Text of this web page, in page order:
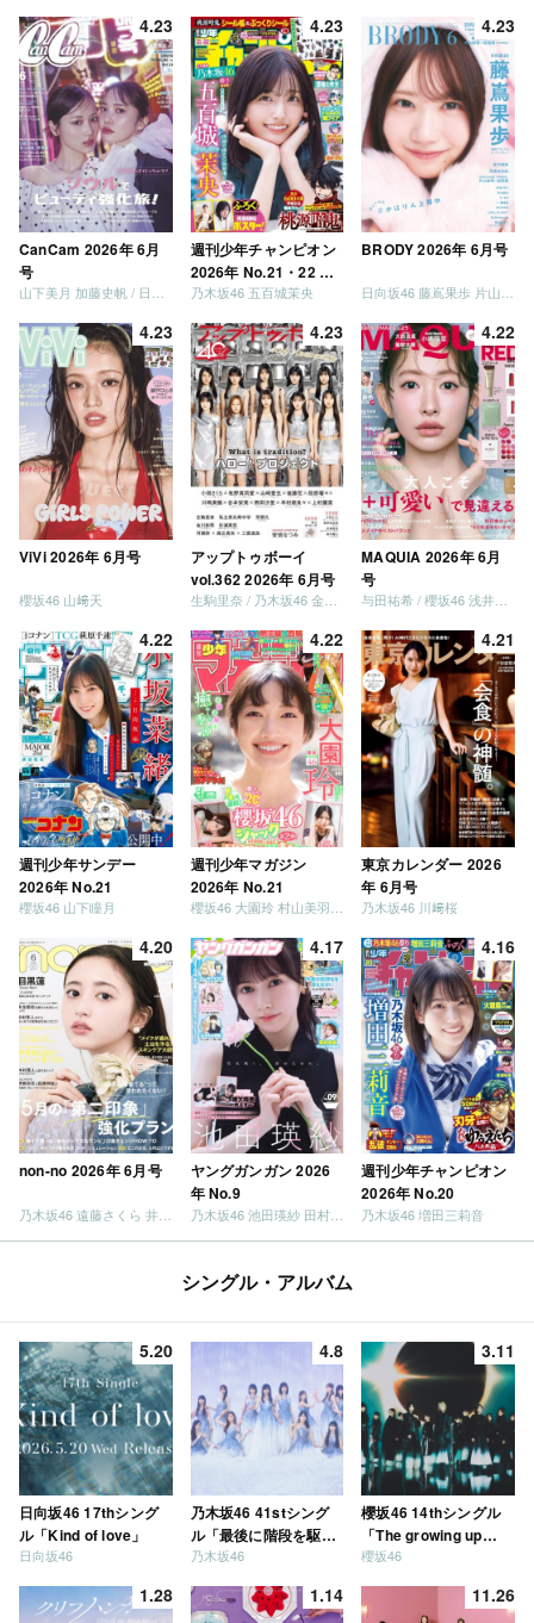
4.23
CanCam 2026年 6月
号
山下美月 加藤史帆 / 日向坂46 大野愛実
4.23
週刊少年チャンピオン
2026年 No.21・22 合
併号
乃木坂46 五百城茉央
4.23
BRODY 2026年 6月号
日向坂46 藤嶌果歩 片山紗希 松尾桜 金村美玖 髙橋未来虹
4.23
ViVi 2026年 6月号
櫻坂46 山﨑天
4.23
アップトゥボーイ
vol.362 2026年 6月号
生駒里奈 / 乃木坂46 金川紗耶 森平麗心
4.22
MAQUIA 2026年 6月
号
与田祐希 / 櫻坂46 浅井恋乃未
4.22
週刊少年サンデー
2026年 No.21
櫻坂46 山下瞳月
4.22
週刊少年マガジン
2026年 No.21
4.21
東京カレンダー 2026
年 6月号
乃木坂46 川﨑桜
4.20
non-no 2026年 6月号
4.17
ヤングガンガン 2026
年 No.9
乃木坂46 池田瑛紗 田村真佑
4.16
週刊少年チャンピオン
2026年 No.20
乃木坂46 増田三莉音
シングル・アルバム
5.20
日向坂46 17thシング
ル「Kind of love」
日向坂46
4.8
乃木坂46 41stシング
ル「最後に階段を駆け
上がったのはいつ
乃木坂46
3.11
櫻坂46 14thシングル
「The growing up
train」
櫻坂46
1.28 1.14 11.26